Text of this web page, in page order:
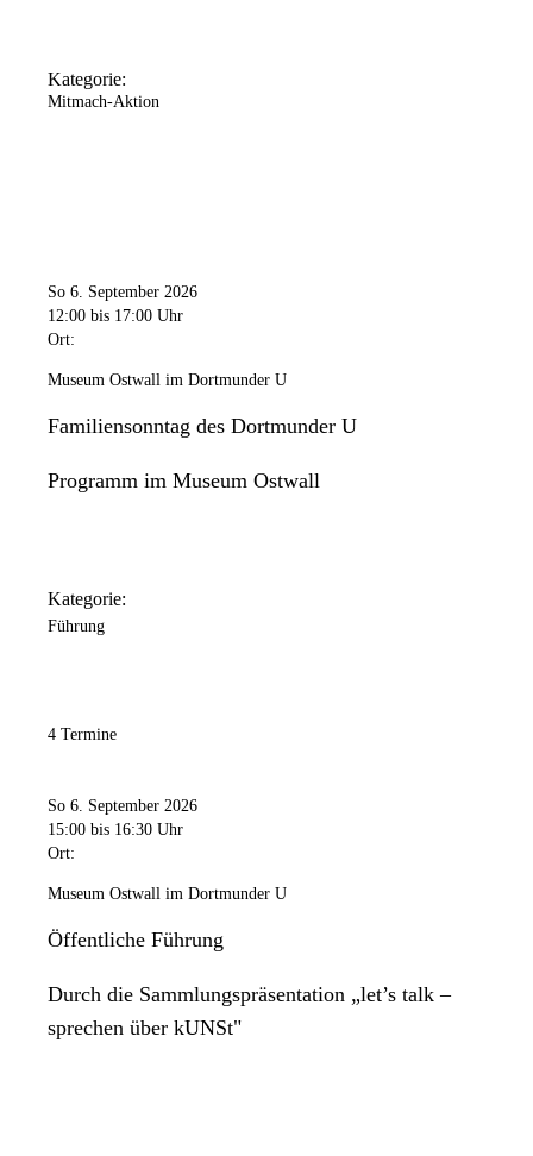
Kategorie:
Mitmach-Aktion
So 6. September 2026
12:00 bis 17:00 Uhr
Ort:
Museum Ostwall im Dortmunder U
Familiensonntag des Dortmunder U
Programm im Museum Ostwall
Kategorie:
Führung
4 Termine
So 6. September 2026
15:00 bis 16:30 Uhr
Ort:
Museum Ostwall im Dortmunder U
Öffentliche Führung
Durch die Sammlungspräsentation „let’s talk –
sprechen über kUNSt"